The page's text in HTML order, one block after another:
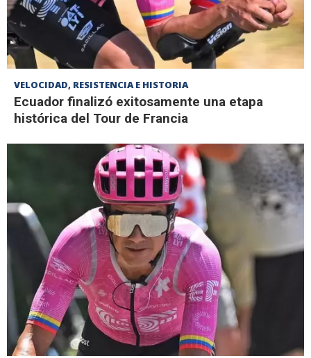
VELOCIDAD, RESISTENCIA E HISTORIA
Ecuador finalizó exitosamente una etapa
histórica del Tour de Francia